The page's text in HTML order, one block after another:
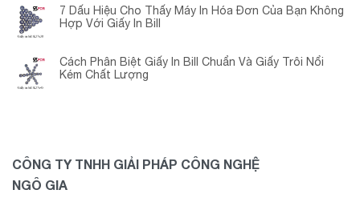
7 Dấu Hiệu Cho Thấy Máy In Hóa Đơn Của Bạn Không
Hợp Với Giấy In Bill
Cách Phân Biệt Giấy In Bill Chuẩn Và Giấy Trôi Nổi
Kém Chất Lượng
CÔNG TY TNHH GIẢI PHÁP CÔNG NGHỆ
NGÔ GIA